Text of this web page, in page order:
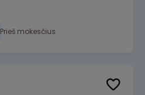
Prieš mokesčius